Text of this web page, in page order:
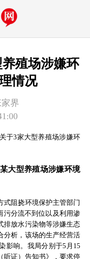
殖场涉嫌环
情况
界
于3家大型养殖场涉嫌环
大型养殖场涉嫌环境
式阻挠环境保护主管部门
污分流不到位以及利用渗
排放水污染物等涉嫌生态
分析，该场的生产经营活
影响。我局分别于5月15
听证）告知书》，要求停